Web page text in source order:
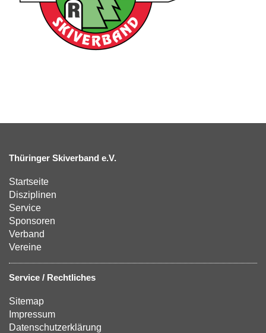
Thüringer Skiverband e.V.
Startseite
Disziplinen
Service
Sponsoren
Verband
Vereine
Service / Rechtliches
Sitemap
Impressum
Datenschutzerklärung